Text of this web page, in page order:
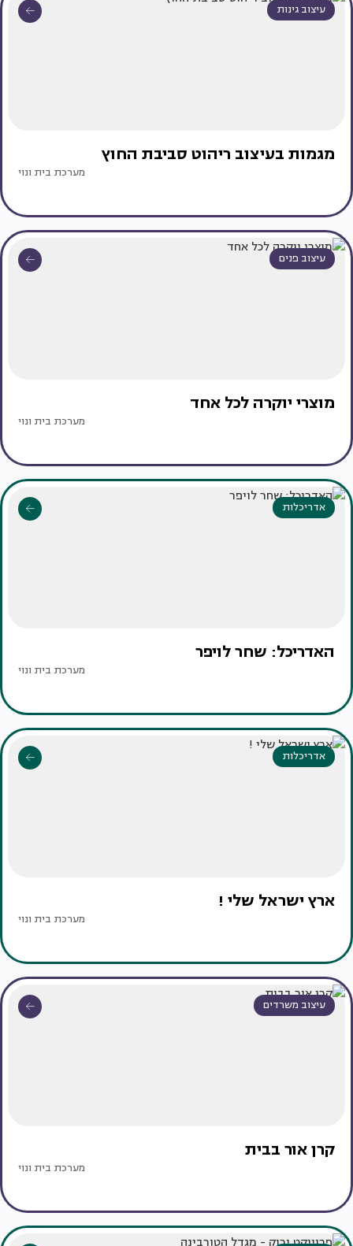
עיצוב גינות
מגמות בעיצוב ריהוט סביבת החוץ
מערכת בית ונוי
עיצוב פנים
מוצרי יוקרה לכל אחד
מערכת בית ונוי
אדריכלות
האדריכל: שחר לויפר
מערכת בית ונוי
אדריכלות
ארץ ישראל שלי !
מערכת בית ונוי
עיצוב משרדים
קרן אור בבית
מערכת בית ונוי